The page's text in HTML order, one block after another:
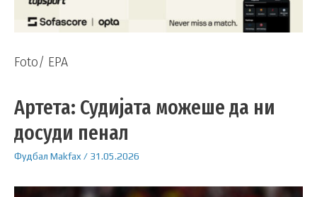
Foto/ EPA
Артета: Судијата можеше да ни
досуди пенал
Фудбал Makfax/ 31.05.2026